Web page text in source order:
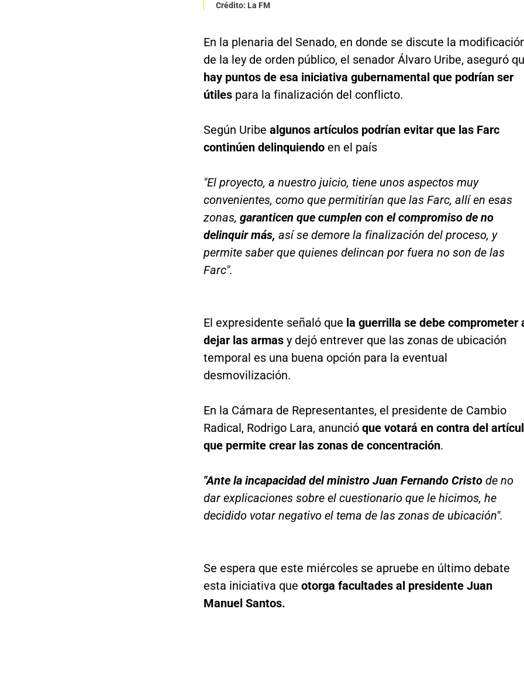
Crédito: La FM
En la plenaria del Senado, en donde se discute la
de la ley de orden público, el senador Álvaro Uribe, aseguró
hay puntos de esa iniciativa gubernamental que podrían ser
útilespara la finalización del conflicto.
Según Uribe algunos artículos podrían evitar que las Farc
continúen delinquiendo en el país
"El proyecto, a nuestro juicio, tiene unos aspectos muy
convenientes, como que permitirían que las Farc, allí en esas
zonas, garanticen que cumplen con el compromiso de no
delinquir más, así se demore la finalización del proceso, y
permite saber que quienes delincan por fuera no son de las
Farc".
El expresidente señaló que la guerrilla se debe comprometer
dejar las armas y dejó entrever que las zonas de ubicación
temporal es una buena opción para la eventual
desmovilización.
En la Cámara de Representantes, el presidente de Cambio
Radical, Rodrigo Lara, anuncióque votará en contra del
que permite crear las zonas de concentración.
"Ante la incapacidad del ministro Juan Fernando Cristode no
dar explicaciones sobre el cuestionario que le hicimos, he
decidido votar negativo el tema de las zonas de ubicación".
Se espera que este miércoles se apruebe en último debate
esta iniciativa que otorga facultades al presidente Juan
Manuel Santos.